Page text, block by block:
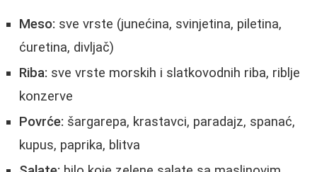
Meso: sve vrste (junećina, svinjetina, piletina,
ćuretina, divljač)
Riba: sve vrste morskih i slatkovodnih riba, riblje
konzerve
Povrće: šargarepa, krastavci, paradajz, spanać,
kupus, paprika, blitva